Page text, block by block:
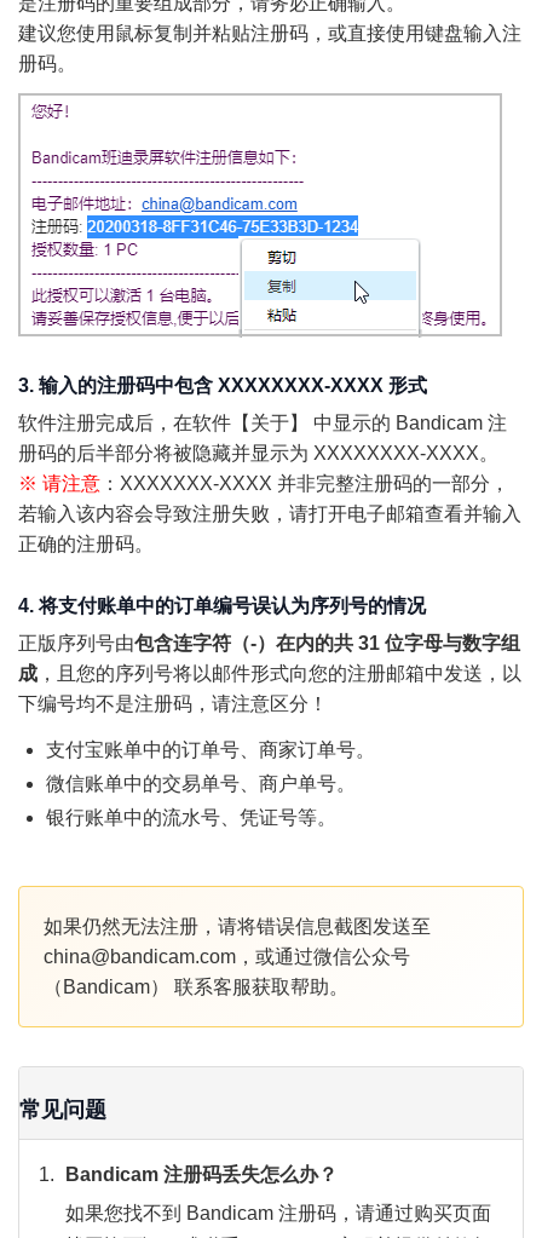
建议您使用鼠标复制并粘贴注册码，或直接使用键盘输入注
册码。
3. 输入的注册码中包含 XXXXXXXX-XXXX 形式
软件注册完成后，在软件【关于】 中显示的 Bandicam 注
册码的后半部分将被隐藏并显示为 XXXXXXXX-XXXX。
※ 请注意 ：XXXXXXX-XXXX 并非完整注册码的一部分，
若输入该内容会导致注册失败，请打开电子邮箱查看并输入
正确的注册码。
4. 将支付账单中的订单编号误认为序列号的情况
正版序列号由包含连字符（-）在内的共 31 位字母与数字组
成 ，且您的序列号将以邮件形式向您的注册邮箱中发送，以
下编号均不是注册码，请注意区分！
支付宝账单中的订单号、商家订单号。
微信账单中的交易单号、商户单号。
银行账单中的流水号、凭证号等。
如果仍然无法注册，请将错误信息截图发送至
china@bandicam.com，或通过微信公众号
（Bandicam） 联系客服获取帮助。
常见问题
Bandicam 注册码丢失怎么办？
如果您找不到 Bandicam 注册码，请通过购买页面